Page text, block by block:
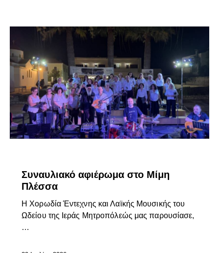
Συναυλιακό αφιέρωμα στο Μίμη
Πλέσσα
Η Χορωδία Έντεχνης και Λαϊκής Μουσικής του
Ωδείου της Ιεράς Μητροπόλεώς μας παρουσίασε,
…